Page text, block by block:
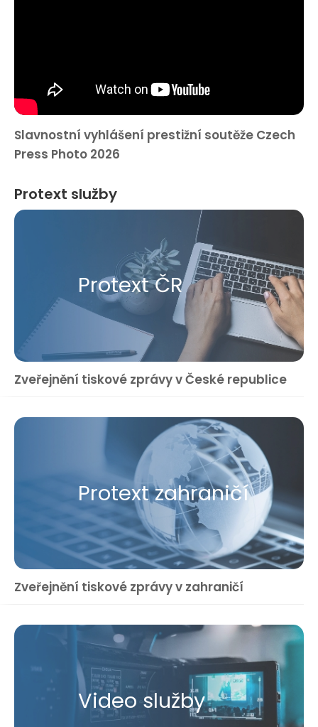
Slavnostní vyhlášení prestižní soutěže Czech
Press Photo 2026
Protext služby
Protext ČR
Zveřejnění tiskové zprávy v České republice
Protext zahraničí
Zveřejnění tiskové zprávy v zahraničí
Video služby